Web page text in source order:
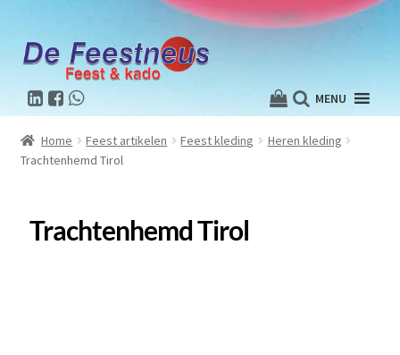
MENU
Home Feest artikelen Feest kleding
Heren kleding
Trachtenhemd Tirol
Trachtenhemd Tirol